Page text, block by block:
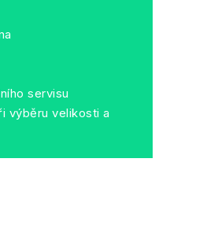
servisu
výběru velikosti a